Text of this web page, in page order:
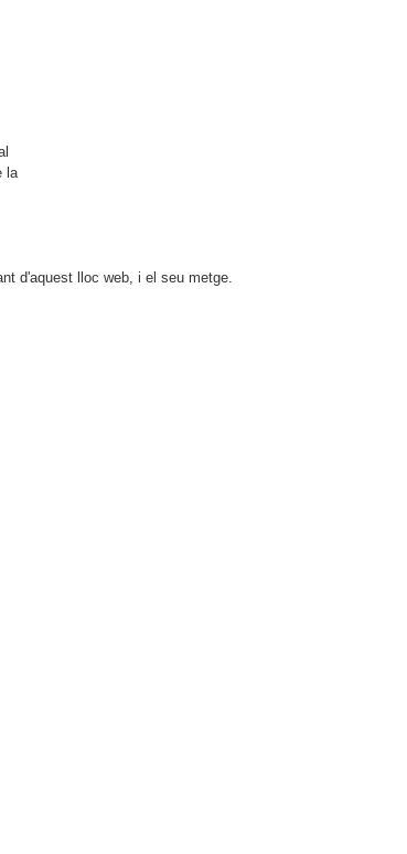
la
d'aquest lloc web, i el seu metge.